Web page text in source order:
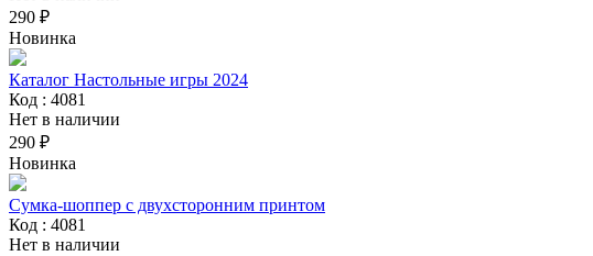
290 ₽
Новинка
Каталог Настольные игры 2024
Код : 4081
Нет в наличии
290 ₽
Новинка
Сумка-шоппер с двухсторонним принтом
Код : 4081
Нет в наличии